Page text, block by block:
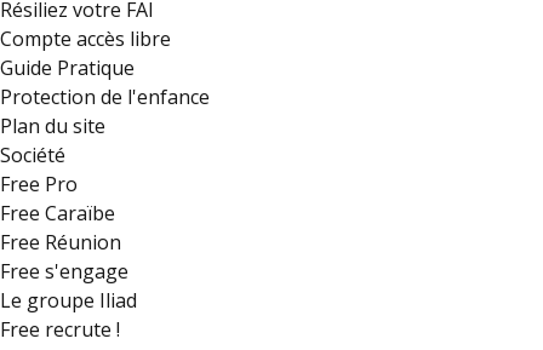
Résiliez votre FAI
Compte accès libre
Guide Pratique
Protection de l'enfance
Plan du site
Société
Free Pro
Free Caraïbe
Free Réunion
Free s'engage
Le groupe Iliad
Free recrute !